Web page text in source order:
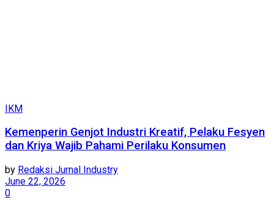
IKM
Kemenperin Genjot Industri Kreatif, Pelaku Fesyen
dan Kriya Wajib Pahami Perilaku Konsumen
by Redaksi Jurnal Industry
June 22, 2026
0